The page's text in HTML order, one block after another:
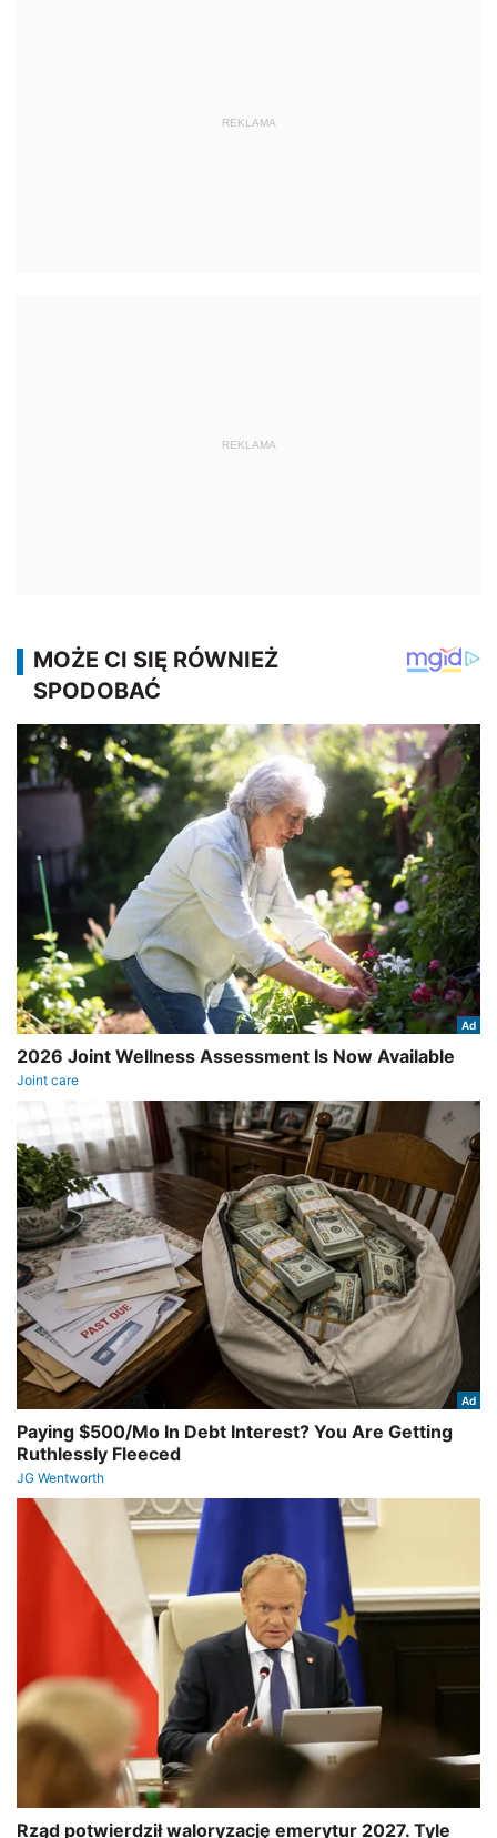
REKLAMA
REKLAMA